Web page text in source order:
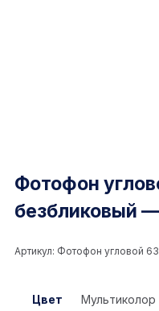
Фотофон
безбликовый
Артикул: Фотофон угловой
Цвет Мультиколор